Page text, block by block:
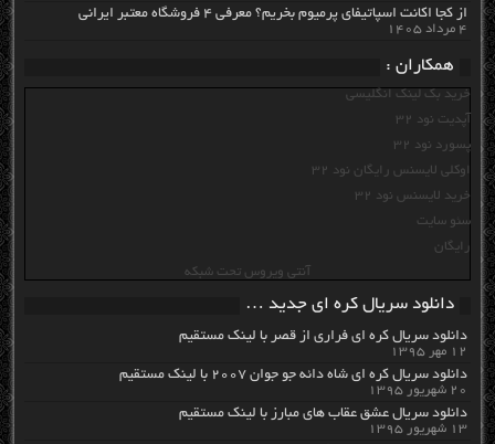
از کجا اکانت اسپاتیفای پرمیوم بخریم؟ معرفی ۴ فروشگاه معتبر ایرانی
۴ مرداد ۱۴۰۵
همکاران :
خرید بک لینک انگلیسی
آپدیت نود 32
پسورد نود 32
اوکلی لایسنس رایگان نود 32
خرید لایسنس نود 32
سئو سایت
رایگان
آنتی ویروس تحت شبکه
دانلود سریال کره ای جدید …
دانلود سریال کره ای فراری از قصر با لینک مستقیم
۱۲ مهر ۱۳۹۵
دانلود سریال کره ای شاه دائه جو جوان ۲۰۰۷ با لینک مستقیم
۲۰ شهریور ۱۳۹۵
دانلود سریال عشق عقاب های مبارز با لینک مستقیم
۱۳ شهریور ۱۳۹۵